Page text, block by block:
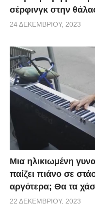
σέρφινγκ στην
24 ΔΕΚΕΜΒΡΊΟΥ, 2023
Μια ηλικιωμένη
παίζει πιάνο σε
αργότερα; Θα τα
22 ΔΕΚΕΜΒΡΊΟΥ, 2023